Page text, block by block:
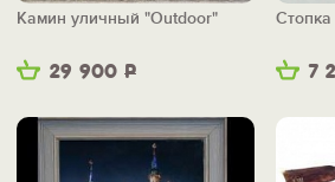
29 900 Р
Камин уличный "Outdoor"
7
Стопка